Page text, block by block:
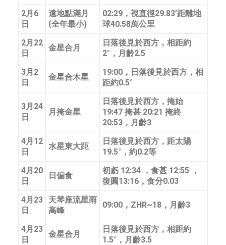
2月6
日
遠地點滿月
(全年最小)
02:29，視直徑29.83’距離地
球40.58萬公里
2月22
日
金星合月
日落後見於西方，相距約
2°，月齡2.5
3月2
日
金星合木星
19:00，日落後見於西方，相
距約0.5°
3月24
日
月掩金星
日落後見於西方，掩始
19:47 掩甚 20:21 掩終
20:53，月齡3
4月12
日
水星東大距
日落後見於西方，距太陽
19.5°，約0.2等
4月20
日
日偏食
初虧 12:34 ，食甚 12:55 ，
復圓13:16，食分0.03
4月23
日
天琴座流星雨
高峰
09:00，ZHR~18，月齡3
4月23
日
金星合月
日落後見於西方，相距約
1.5°，月齡3.5